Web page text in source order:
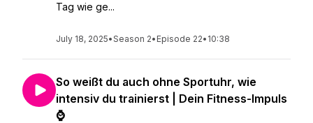
Tag wie ge...
July 18, 2025•Season 2• Episode 22• 10:38
So weißt du auch ohne Sportuhr, wie
intensiv du trainierst | Dein Fitness-Impuls
⌚